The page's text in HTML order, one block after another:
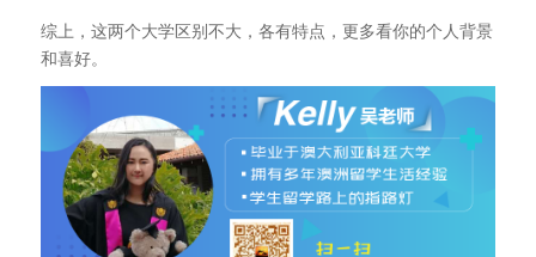
综上，这两个大学区别不大，各有特点，更多看你的个人背景
和喜好。